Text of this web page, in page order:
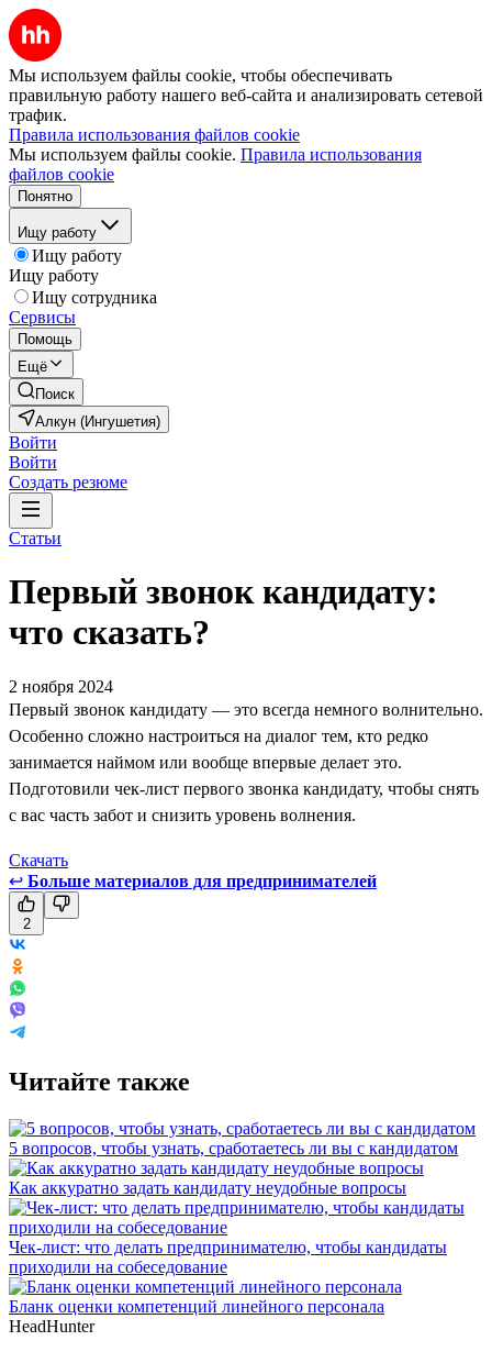
Мы используем файлы cookie, чтобы обеспечивать
правильную работу нашего веб-сайта и анализировать сетевой
трафик.
Правила использования файлов cookie
Мы используем файлы cookie. Правила использования
файлов cookie
Понятно
Ищу работу
Ищу работу
Ищу работу
Ищу сотрудника
Сервисы
Помощь
Ещё
Поиск
Алкун (Ингушетия)
Войти
Войти
Создать резюме
Статьи
Первый звонок кандидату:
что сказать?
2 ноября 2024
Первый звонок кандидату — это всегда немного волнительно.
Особенно сложно настроиться на диалог тем, кто редко
занимается наймом или вообще впервые делает это.
Подготовили чек-лист первого звонка кандидату, чтобы снять
с вас часть забот и снизить уровень волнения.
Скачать
↩ Больше материалов для предпринимателей
2
Читайте также
5 вопросов, чтобы узнать, сработаетесь ли вы с кандидатом
Как аккуратно задать кандидату неудобные вопросы
Чек-лист: что делать предпринимателю, чтобы кандидаты
приходили на собеседование
Бланк оценки компетенций линейного персонала
HeadHunter